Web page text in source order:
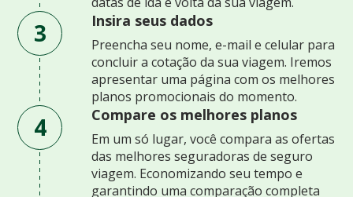
3 Insira seus dados
Preencha seu nome, e-mail e celular para
concluir a cotação da sua viagem. Iremos
apresentar uma página com os melhores
planos promocionais do momento.
4 Compare os melhores planos
Em um só lugar, você compara as ofertas
das melhores seguradoras de seguro
viagem. Economizando seu tempo e
garantindo uma comparação completa